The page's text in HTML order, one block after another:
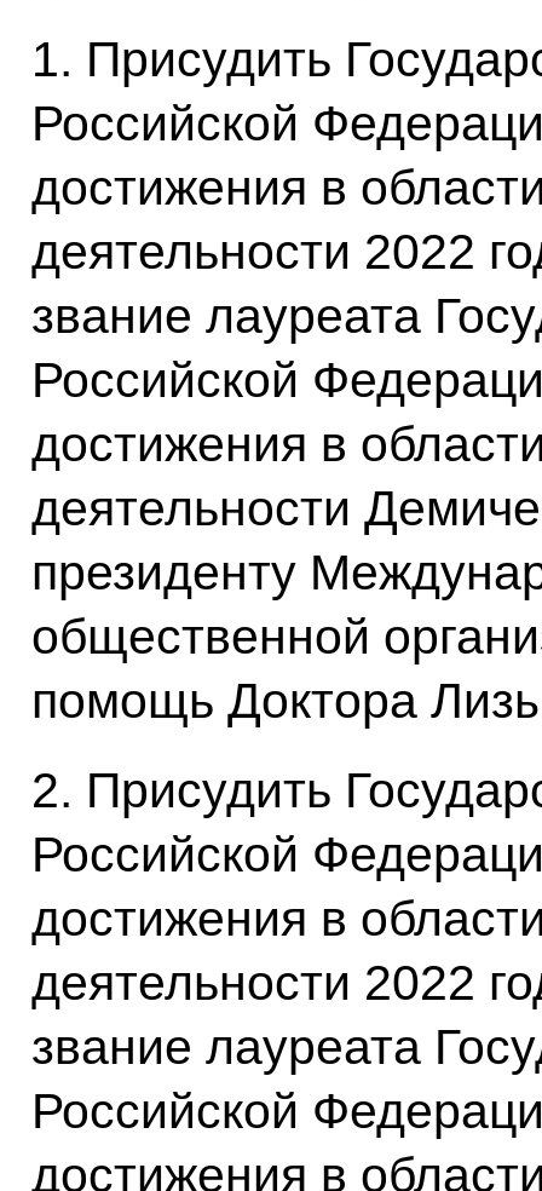
1. Присудить
Российской
достижения в
деятельности 2022
звание лауреата
Российской
достижения в
деятельности
президенту
общественной
помощь Доктора
2. Присудить
Российской
достижения в
деятельности 2022
звание лауреата
Российской
достижения в